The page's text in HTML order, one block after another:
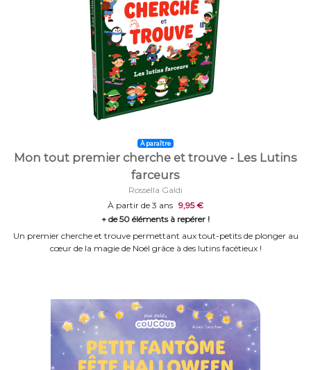
À paraître
Mon tout premier cherche et trouve - Les Lutins
farceurs
Rossella Galdi
À partir de 3 ans 9,95 €
+ de 50 éléments à repérer !
Un premier cherche et trouve permettant aux tout-petits de plonger au
cœur de la magie de Noël grâce à des lutins facétieux !